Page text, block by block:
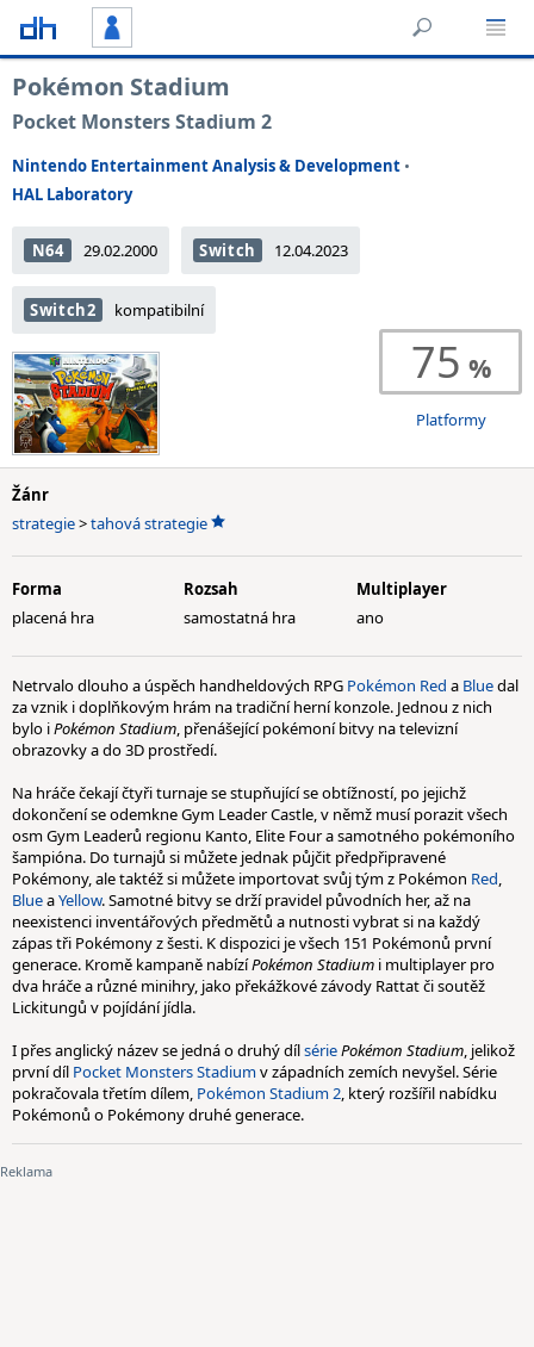
Pokémon Stadium
Pocket Monsters Stadium 2
Nintendo Entertainment Analysis & Development •
HAL Laboratory
N64 29.02.2000 Switch 12.04.2023
Switch2 kompatibilní
75
Platformy
Žánr
strategie>tahová strategie
Forma
placená hra
Rozsah
samostatná hra
Multiplayer
ano
Netrvalo dlouho a úspěch handheldových RPG Pokémon Red a Bluedal
za vznik i doplňkovým hrám na tradiční herní konzole. Jednou z nich
bylo iPokémon Stadium, přenášející pokémoní bitvy na televizní
obrazovky a do 3D prostředí.
Na hráče čekají čtyři turnaje se stupňující se obtížností, po jejichž
dokončení se odemkne Gym Leader Castle, v němž musí porazit všech
osm Gym Leaderů regionu Kanto, Elite Four a samotného pokémoního
šampióna. Do turnajů si můžete jednak půjčit předpřipravené
Pokémony, ale taktéž si můžete importovat svůj tým z Pokémon Red,
BlueaYellow. Samotné bitvy se drží pravidel původních her, až na
neexistenci inventářových předmětů a nutnosti vybrat si na každý
zápas tři Pokémony z šesti. K dispozici je všech 151 Pokémonů první
generace. Kromě kampaně nabízíPokémon Stadium i multiplayer pro
dva hráče a různé minihry, jako překážkové závody Rattat či soutěž
Lickitungů v pojídání jídla.
I přes anglický název se jedná o druhý dílsériePokémon Stadium, jelikož
první díl Pocket Monsters Stadiumv západních zemích nevyšel. Série
pokračovala třetím dílem, Pokémon Stadium 2, který rozšířil nabídku
Pokémonů o Pokémony druhé generace.